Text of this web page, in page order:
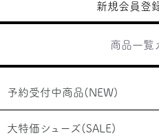
新規会員登
商品一覧
予約受付中商品(NEW)
大特価シューズ(SALE)